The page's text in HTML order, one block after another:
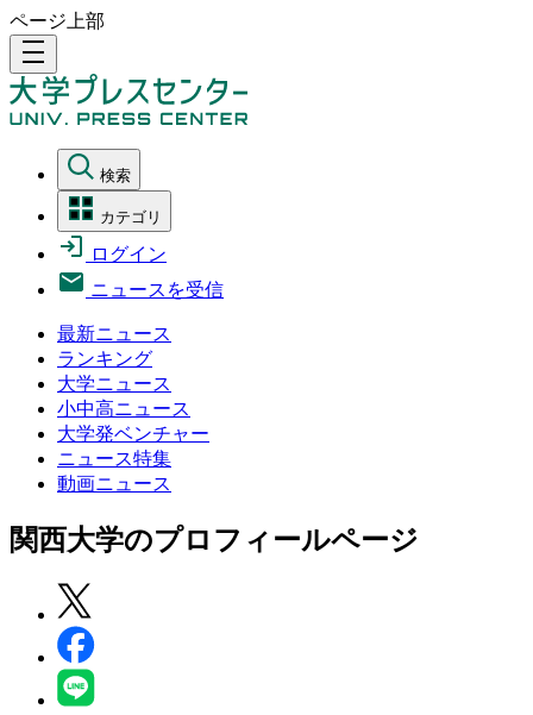
ページ上部
density_medium
検索
カテゴリ
ログイン
ニュースを受信
最新ニュース
ランキング
大学ニュース
小中高ニュース
大学発ベンチャー
ニュース特集
動画ニュース
関西大学のプロフィールページ